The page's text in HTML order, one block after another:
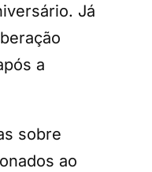
Já
a
sobre
ao